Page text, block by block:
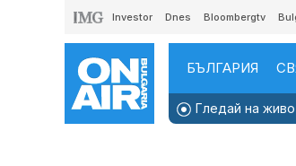
Investor Dnes Bloombergtv
БЪЛГАРИЯ
Гледай на живо